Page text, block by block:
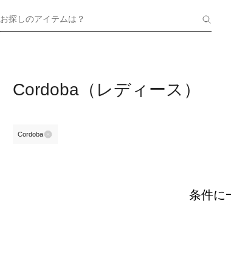
お探しのアイテムは？
Cordoba（レディース）
Cordoba
条件に